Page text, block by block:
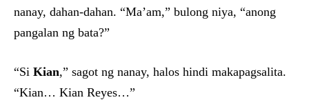
nanay, dahan-dahan. “Ma’am,” bulong niya, “anong
pangalan ng bata?”
“Si Kian,” sagot ng nanay, halos hindi makapagsalita.
“Kian… Kian Reyes…”